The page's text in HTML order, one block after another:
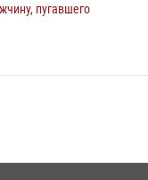
пугавшего